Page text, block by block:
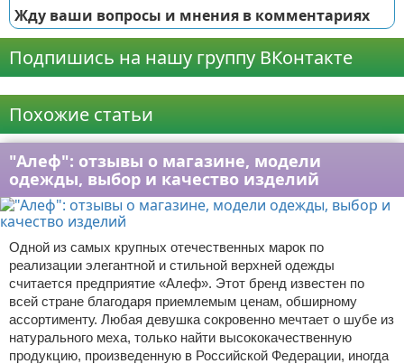
Жду ваши вопросы и мнения в комментариях
Подпишись на нашу группу ВКонтакте
Похожие статьи
"Алеф": отзывы о магазине, модели
одежды, выбор и качество изделий
Одной из самых крупных отечественных марок по
реализации элегантной и стильной верхней одежды
считается предприятие «Алеф». Этот бренд известен по
всей стране благодаря приемлемым ценам, обширному
ассортименту. Любая девушка сокровенно мечтает о шубе из
натурального меха, только найти высококачественную
продукцию, произведенную в Российской Федерации, иногда